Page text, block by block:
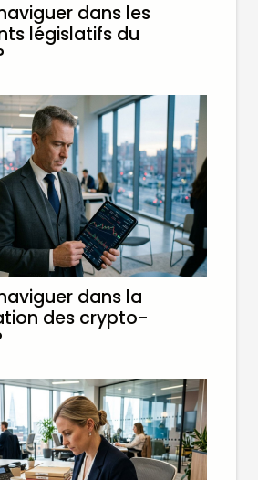
dans les
législatifs du
dans la
des crypto-